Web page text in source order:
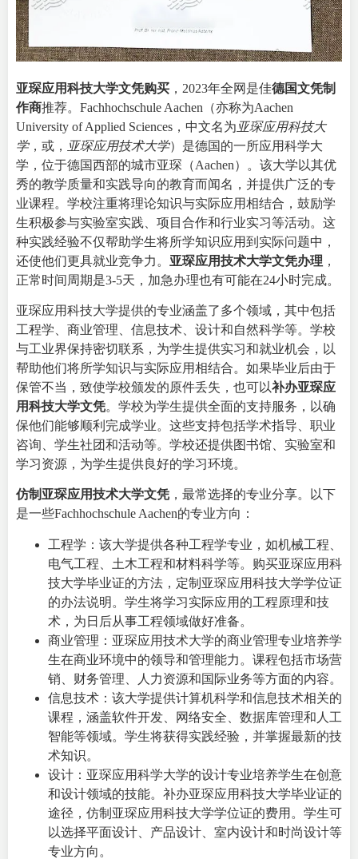
亚琛应用科技大学文凭购买 ，2023年全网是佳德国文凭制
作商推荐。Fachhochschule Aachen（亦称为Aachen
University of Applied Sciences ，中文名为 亚琛应用科技大
学，或， 亚琛应用技术大学）是德国的一所应用科学大
学，位于德国西部的城市亚琛（Aachen）。该大学以其优
秀的教学质量和实践导向的教育而闻名，并提供广泛的专
业课程。学校注重将理论知识与实际应用相结合，鼓励学
生积极参与实验室实践、项目合作和行业实习等活动。这
种实践经验不仅帮助学生将所学知识应用到实际问题中，
还使他们更具就业竞争力。 亚琛应用技术大学文凭办理 ，
正常时间周期是3-5天，加急办理也有可能在24小时完成。
亚琛应用科技大学提供的专业涵盖了多个领域，其中包括
工程学、商业管理、信息技术、设计和自然科学等。学校
与工业界保持密切联系，为学生提供实习和就业机会，以
帮助他们将所学知识与实际应用相结合。如果毕业后由于
保管不当，致使学校颁发的原件丢失，也可以补办亚琛应
用科技大学文凭。学校为学生提供全面的支持服务，以确
保他们能够顺利完成学业。这些支持包括学术指导、职业
咨询、学生社团和活动等。学校还提供图书馆、实验室和
学习资源，为学生提供良好的学习环境。
仿制亚琛应用技术大学文凭 ，最常选择的专业分享。以下
是一些Fachhochschule Aachen的专业方向：
工程学：该大学提供各种工程学专业，如机械工程、
电气工程、土木工程和材料科学等。购买亚琛应用科
技大学毕业证的方法，定制亚琛应用科技大学学位证
的办法说明。学生将学习实际应用的工程原理和技
术，为日后从事工程领域做好准备。
商业管理：亚琛应用技术大学的商业管理专业培养学
生在商业环境中的领导和管理能力。课程包括市场营
销、财务管理、人力资源和国际业务等方面的内容。
信息技术：该大学提供计算机科学和信息技术相关的
课程，涵盖软件开发、网络安全、数据库管理和人工
智能等领域。学生将获得实践经验，并掌握最新的技
术知识。
设计：亚琛应用科学大学的设计专业培养学生在创意
和设计领域的技能。补办亚琛应用科技大学毕业证的
途径，仿制亚琛应用科技大学学位证的费用。学生可
以选择平面设计、产品设计、室内设计和时尚设计等
专业方向。